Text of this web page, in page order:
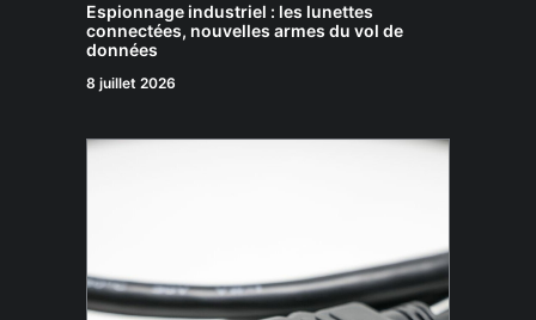
Espionnage industriel : les lunettes
connectées, nouvelles armes du vol de
données
8 juillet 2026